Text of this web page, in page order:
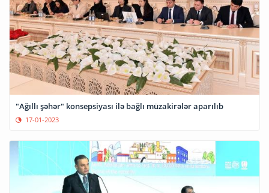
"Ağıllı şəhər" konsepsiyası ilə bağlı müzakirələr aparılıb
17-01-2023